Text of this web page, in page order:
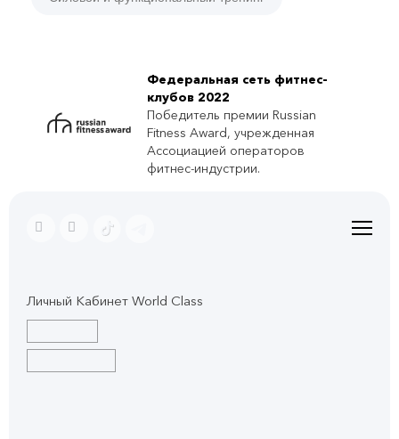
Федеральная сеть фитнес-
клубов 2022
Победитель премии Russian
Fitness Award, учрежденная
Ассоциацией операторов
фитнес-индустрии.
Личный Кабинет World Class